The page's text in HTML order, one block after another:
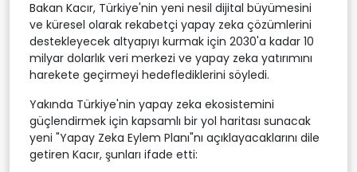
Bakan Kacır, Türkiye'nin yeni nesil dijital büyümesini
ve küresel olarak rekabetçi yapay zeka çözümlerini
destekleyecek altyapıyı kurmak için 2030'a kadar 10
milyar dolarlık veri merkezi ve yapay zeka yatırımını
harekete geçirmeyi hedeflediklerini söyledi.
Yakında Türkiye'nin yapay zeka ekosistemini
güçlendirmek için kapsamlı bir yol haritası sunacak
yeni "Yapay Zeka Eylem Planı"nı açıklayacaklarını dile
getiren Kacır, şunları ifade etti: